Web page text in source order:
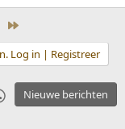
Log in | Registreer
Nieuwe berichten
WhatsApp